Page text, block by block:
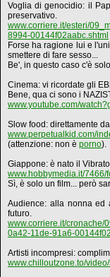
Voglia di genocidio: il
preservativo.
www.corriere.it/esteri/
8994-00144f02aabc.shtml
Forse ha ragione lui e
smettere di fare sesso...
Be', in questo caso c'è
Cinema: vi ricordate gli
Bene, qua ci sono i
www.youtube.com/
Slow food: direttamente
www.perpetualkid.com/
(attenzione: non è porno).
Giappone: è nato il
www.hobbymedia.it/
Sì, è solo un film... però
Audience: alla nonna ed
futuro.
www.corriere.it/cronache/
0a42-11de-91a6-
Artisti incompresi:
www.chilloutzone.to/